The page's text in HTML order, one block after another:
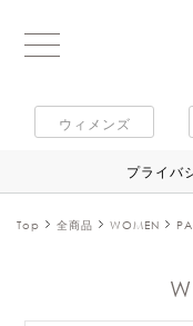
ウィメンズ
プライバ
Top 全商品 WOMEN